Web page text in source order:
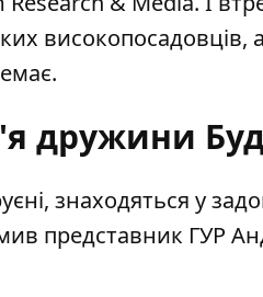
високопосадовців,
дружини
, знаходяться у
представник ГУР